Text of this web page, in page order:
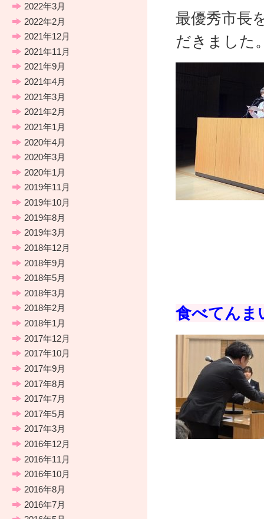
最優秀市長
だきました
食べてんま
2022年3月
2022年2月
2021年12月
2021年11月
2021年9月
2021年4月
2021年3月
2021年2月
2021年1月
2020年4月
2020年3月
2020年1月
2019年11月
2019年10月
2019年8月
2019年3月
2018年12月
2018年9月
2018年5月
2018年3月
2018年2月
2018年1月
2017年12月
2017年10月
2017年9月
2017年8月
2017年7月
2017年5月
2017年3月
2016年12月
2016年11月
2016年10月
2016年8月
2016年7月